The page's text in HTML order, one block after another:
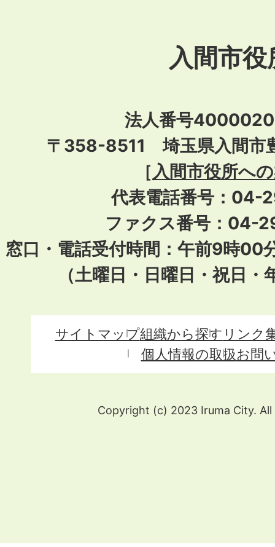
入間市役
法人番号
〒358-8511 埼玉県入間市
［入間市役所へ
代表電話番号：04-
ファクス番号：04-
窓口・電話受付時間：午前9時00
（土曜日・日曜日・祝日
サイトマップ組織から探す リンク
個人情報の取扱お問
Copyright (c) 2023 Iruma City. All